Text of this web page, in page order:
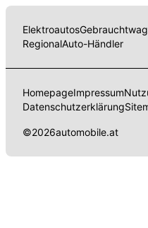
Elektroautos
RegionalAuto-Händler
HomepageImpressum
Datenschutzerklärung
©2026automobile.at